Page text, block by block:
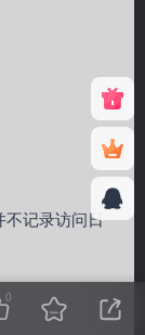
不记录访问日
0